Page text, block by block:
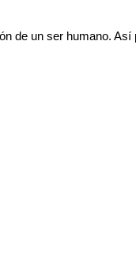
de un ser humano.